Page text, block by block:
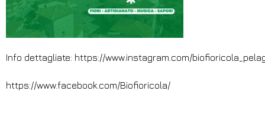
Info dettagliate: https://www.instagram.com/
https://www.facebook.com/Biofioricola/